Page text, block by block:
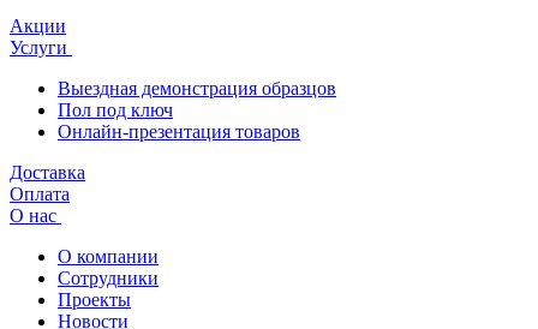
Акции
Услуги
Выездная демонстрация образцов
Пол под ключ
Онлайн-презентация товаров
Доставка
Оплата
О нас
О компании
Сотрудники
Проекты
Новости